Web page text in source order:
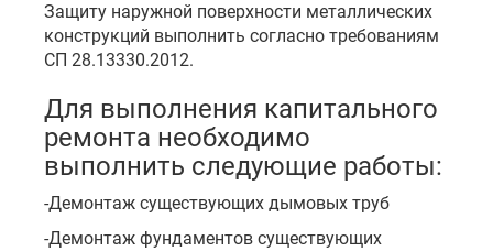
Защиту наружной поверхности металлических
конструкций выполнить согласно требованиям
СП 28.13330.2012.
Для выполнения капитального
ремонта необходимо
выполнить следующие работы:
-Демонтаж существующих дымовых труб
-Демонтаж фундаментов существующих